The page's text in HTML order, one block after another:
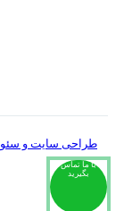
با ما تماس
بگیرید
طراحی سایت و سئوو